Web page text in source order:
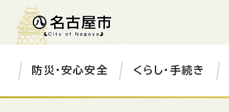
防災・安心安全 くらし・手続き